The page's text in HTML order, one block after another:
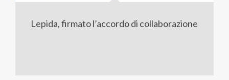
Lepida, firmato l’accordo di collaborazione